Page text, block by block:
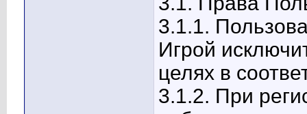
3.1.1.
Игрой
целях в
3.1.2. При